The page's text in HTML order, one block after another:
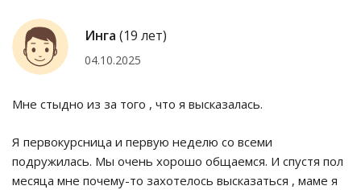
Инга (19 лет)
04.10.2025
Мне стыдно из за того , что я высказалась.
Я первокурсница и первую неделю со всеми
подружилась. Мы очень хорошо общаемся. И спустя пол
месяца мне почему-то захотелось высказаться , маме я